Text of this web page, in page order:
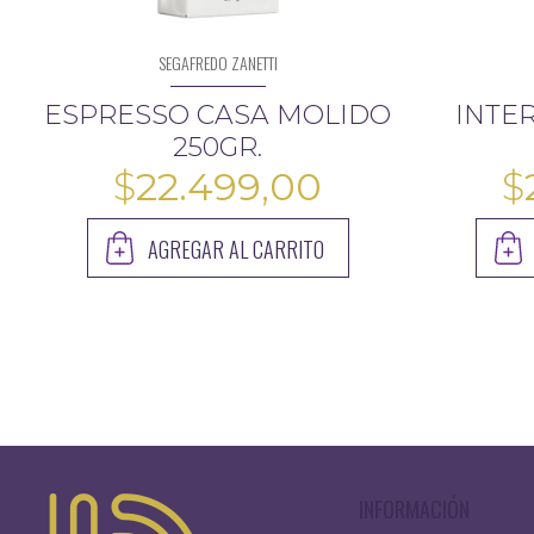
SEGAFREDO ZANETTI
ESPRESSO CASA MOLIDO
250GR.
$22.499,00
AGREGAR AL CARRITO
$